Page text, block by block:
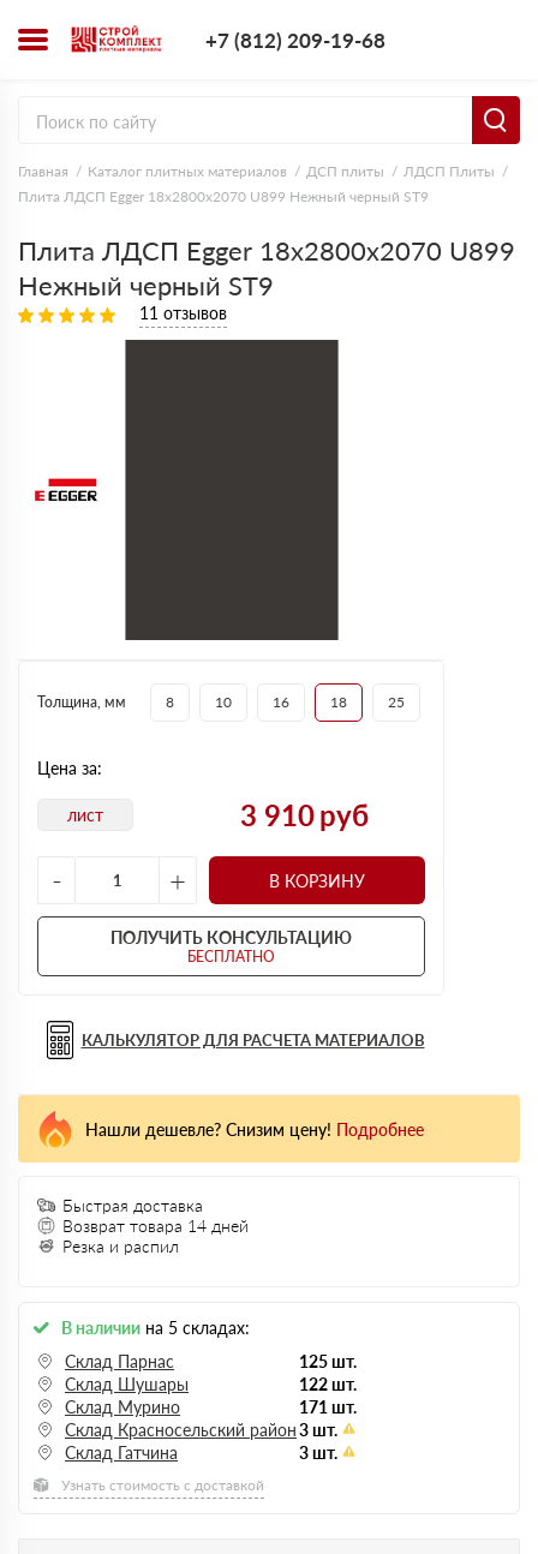
+7 (812) 209-19-68
Главная Каталог плитных материалов ДСП плиты
ЛДСП Плиты
Плита ЛДСП Egger 18х2800х2070 U899 Нежный черный ST9
Плита ЛДСП Egger 18х2800х2070 U899
Нежный черный ST9
11 отзывов
Толщина, мм 8 10 16 18 25
Цена за:
лист 3 910руб
-
+ В КОРЗИНУ
ПОЛУЧИТЬ КОНСУЛЬТАЦИЮ
БЕСПЛАТНО
КАЛЬКУЛЯТОР ДЛЯ РАСЧЕТА МАТЕРИАЛОВ
Быстрая доставка
Возврат товара 14 дней
Резка и распил
В наличии на 5 складах:
Склад Парнас
125 шт.
Склад Шушары
122 шт.
Склад Мурино
171 шт.
Склад Красносельский район3 шт.
Склад Гатчина
3 шт.
Узнать стоимость с доставкой
Нашли дешевле? Снизим цену! Подробнее